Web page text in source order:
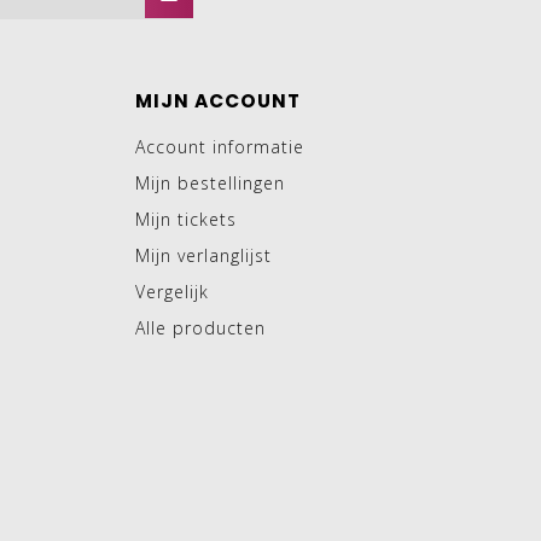
MIJN ACCOUNT
Account informatie
Mijn bestellingen
Mijn tickets
Mijn verlanglijst
Vergelijk
Alle producten